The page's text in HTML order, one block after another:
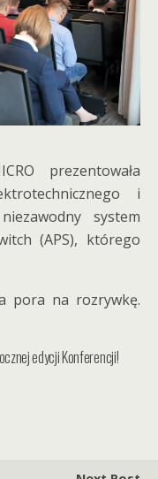
prezentowała
i
system
(APS), którego
pora na rozrywkę.
edycji Konferencji!